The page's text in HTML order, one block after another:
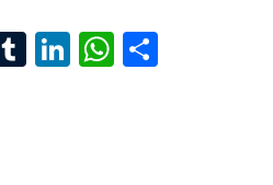
Tumblr
LinkedIn